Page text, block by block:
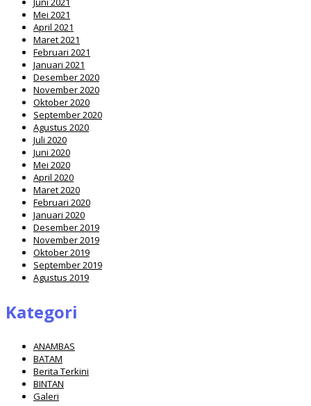
Mei 2021
April 2021
Maret 2021
Februari 2021
Januari 2021
Desember 2020
November 2020
Oktober 2020
September 2020
Agustus 2020
Juli 2020
Juni 2020
Mei 2020
April 2020
Maret 2020
Februari 2020
Januari 2020
Desember 2019
November 2019
Oktober 2019
September 2019
Agustus 2019
Kategori
ANAMBAS
BATAM
Berita Terkini
BINTAN
Galeri